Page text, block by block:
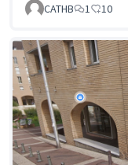
CATHB 1 10